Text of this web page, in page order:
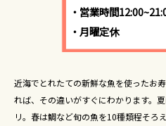
・営業時間
・月曜定休
近海でとれたての新鮮な魚を使ったお
れば、その違いがすぐにわかります。
リ。春は鯛など旬の魚を10種類程そろ